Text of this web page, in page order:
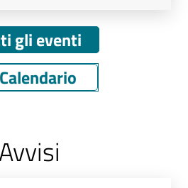
gli eventi
Calendario
Avvisi